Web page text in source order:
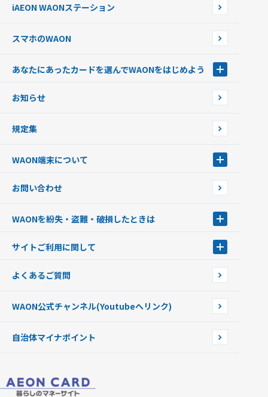
チャージ上限金額の変更について
iAEON WAONステーション
スマホのWAON
あなたにあったカードを選んでWAONをはじめよう
フードバンク応援WAON
ご当地WAON
G.G WAON
WAONカード・WAONカードプラス
モバイルWAON
提携WAONカード
お知らせ
規定集
WAON端末について
WAONネットステーション
新型WAONステーション
WAONチャージャーmini
お問い合わせ
WAONを紛失・盗難・破損したときは
WAONカードの拾得について
サイトご利用に関して
企業情報
よくあるご質問
WAON公式チャンネル(Youtubeへリンク)
自治体マイナポイント